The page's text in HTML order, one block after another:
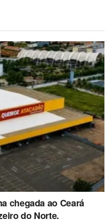
chegada ao Ceará
do Norte.